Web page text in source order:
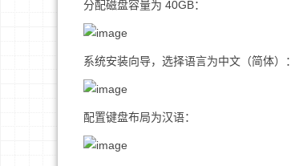
分配磁盘容量为 40GB：
系统安装向导，选择语言为中文（简体）：
配置键盘布局为汉语：